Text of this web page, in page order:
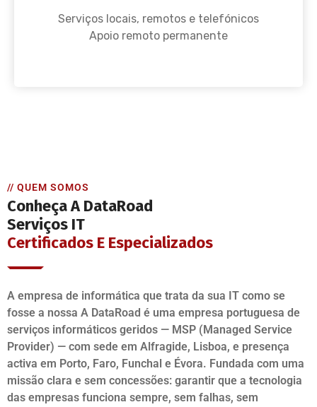
Serviços locais, remotos e telefónicos
Apoio remoto permanente
// QUEM SOMOS
Conheça A DataRoad
Serviços IT
Certificados E Especializados
A empresa de informática que trata da sua IT como se
fosse a nossa A DataRoad é uma empresa portuguesa de
serviços informáticos geridos — MSP (Managed Service
Provider) — com sede em Alfragide, Lisboa, e presença
activa em Porto, Faro, Funchal e Évora. Fundada com uma
missão clara e sem concessões: garantir que a tecnologia
das empresas funciona sempre, sem falhas, sem